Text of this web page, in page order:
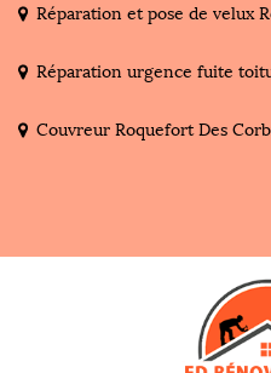
Réparation et pose de velux
Réparation urgence fuite
Couvreur Roquefort Des